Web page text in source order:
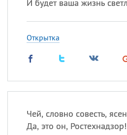
И будет ваша жизнь
Открытка
Чей, словно совесть,
Да, это он, Ростехнадзор!